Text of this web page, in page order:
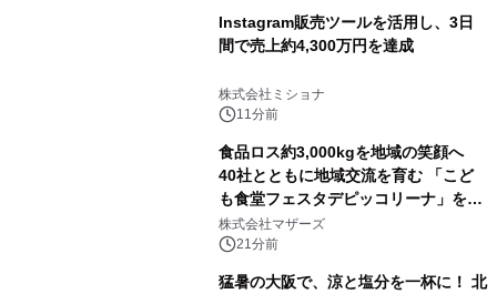
Instagram販売ツールを活用し、3日
間で売上約4,300万円を達成
株式会社ミショナ
11分前
食品ロス約3,000kgを地域の笑顔へ
40社とともに地域交流を育む 「こど
も食堂フェスタデピッコリーナ」を9
月5日(土)開催
株式会社マザーズ
21分前
猛暑の大阪で、涼と塩分を一杯に！ 北